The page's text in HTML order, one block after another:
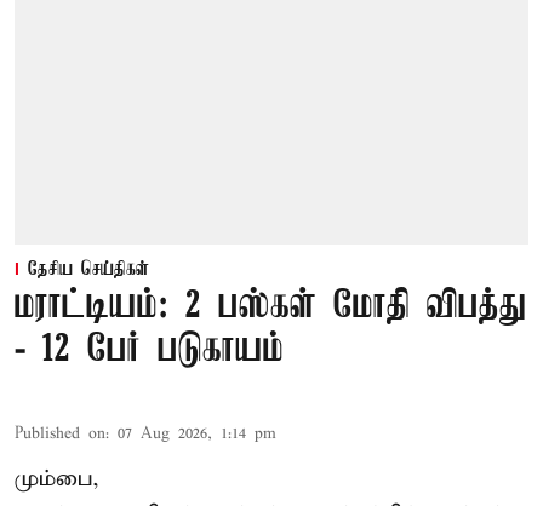
தேசிய செய்திகள்
மராட்டியம்: 2 பஸ்கள் மோதி விபத்து
- 12 பேர் படுகாயம்
Published on: 07 Aug 2026, 1:14 pm
மும்பை,